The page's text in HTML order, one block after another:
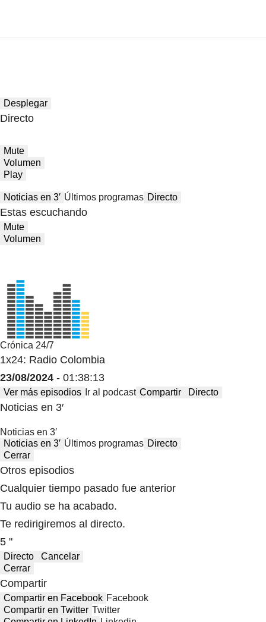
Desplegar
Directo
Mute
Volumen
Play
Noticias en 3′ Últimos programas Directo
Estas escuchando
Mute
Volumen
Crónica 24/7
1x24: Radio Colombia
23/08/2024 - 01:38:13
Ver más episodios Ir al podcast Compartir Directo
Noticias en 3′
Noticias en 3′
Noticias en 3′ Últimos programas Directo
Cerrar
Otros episodios
Cualquier tiempo pasado fue anterior
Tu audio se ha acabado.
Te redirigiremos al directo.
5 "
Directo
Cancelar
Cerrar
Compartir
Compartir en Facebook Facebook
Compartir en Twitter Twitter